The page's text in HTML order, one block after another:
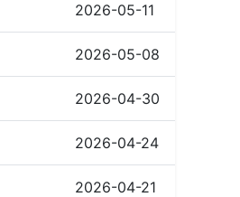
2026-05-11
2026-05-08
2026-04-30
2026-04-24
2026-04-21